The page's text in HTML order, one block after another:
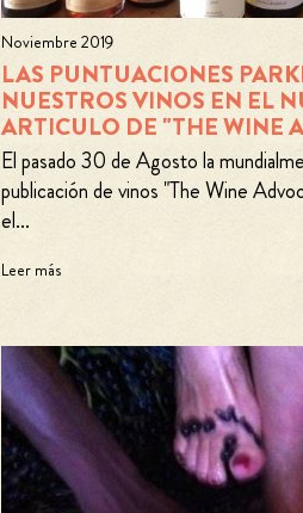
Noviembre 2019
LAS PUNTUACIONES
NUESTROS VINOS EN EL
ARTICULO DE "THE WINE
El pasado 30 de Agosto la
publicación de vinos "The Wine
el...
Leer más